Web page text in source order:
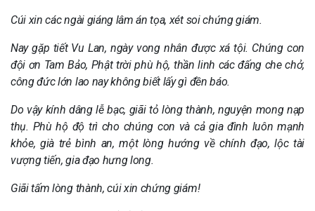
Cúi xin các ngài giáng lâm án tọa, xét soi chứng giám.
Nay gặp tiết Vu Lan, ngày vong nhân được xá tội. Chúng con
đội ơn Tam Bảo, Phật trời phù hộ, thần linh các đấng che chở,
công đức lớn lao nay không biết lấy gì đền báo.
Do vậy kính dâng lễ bạc, giãi tỏ lòng thành, nguyện mong nạp
thụ. Phù hộ độ trì cho chúng con và cả gia đình luôn mạnh
khỏe, già trẻ bình an, một lòng hướng về chính đạo, lộc tài
vượng tiến, gia đạo hưng long.
Giãi tấm lòng thành, cúi xin chứng giám!